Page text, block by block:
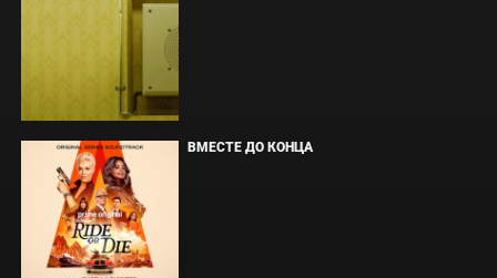
ВМЕСТЕ ДО КОНЦА